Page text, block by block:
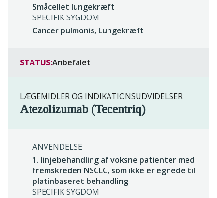
Småcellet lungekræft
SPECIFIK SYGDOM
Cancer pulmonis, Lungekræft
STATUS:Anbefalet
LÆGEMIDLER OG INDIKATIONSUDVIDELSER
Atezolizumab (Tecentriq)
ANVENDELSE
1. linjebehandling af voksne patienter med
fremskreden NSCLC, som ikke er egnede til
platinbaseret behandling
SPECIFIK SYGDOM